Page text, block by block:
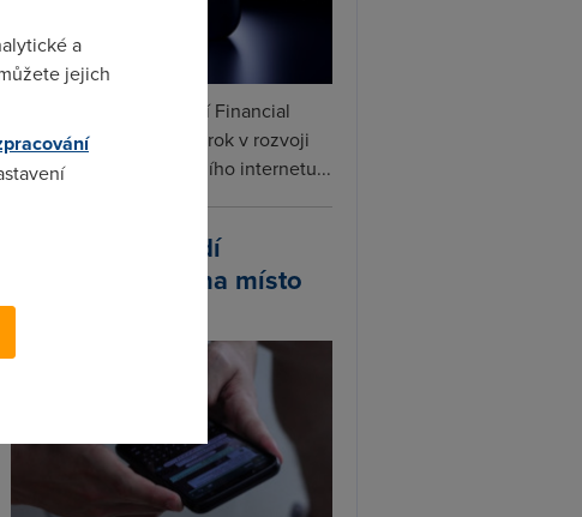
SpaceX podle informací Financial
Times připravuje další krok v rozvoji
Starlinku. Vedle satelitního internetu...
WhatsApp zavádí
uživatelská jména místo
telefonních čísel
a
jejich